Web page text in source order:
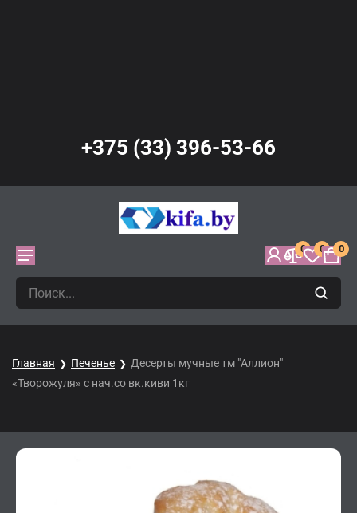
+375 (33) 396-53-66
0 0 0
Главная Печенье
Десерты мучные тм "Аллион"
«Творожуля» с нач.со вк.киви 1кг